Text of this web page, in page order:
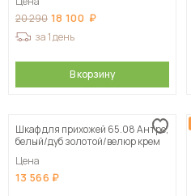
20 290 18 100
за 1 день
В корзину
Шкаф для прихожей 65.08 Антре,
белый/дуб золотой/велюр крем
Цена
13 566